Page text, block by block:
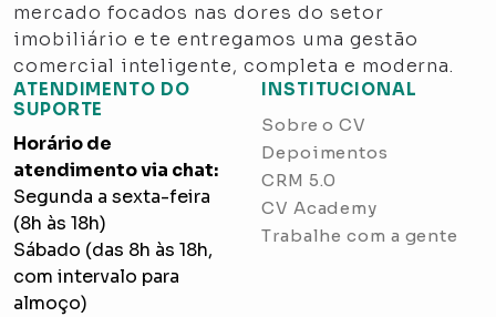
mercado focados nas dores do setor
imobiliário e te entregamos uma gestão
comercial inteligente, completa e moderna.
INSTITUCIONAL
Sobre o CV
Depoimentos
CRM 5.0
CV Academy
Trabalhe com a gente
ATENDIMENTO DO
SUPORTE
Horário de
atendimento via chat:
Segunda a sexta-feira
(8h às 18h)
Sábado (das 8h às 18h,
com intervalo para
almoço)